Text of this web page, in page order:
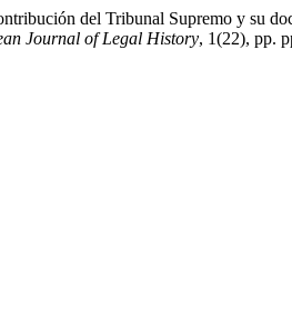
del Tribunal Supremo y su
Journal of Legal History, 1(22), pp.